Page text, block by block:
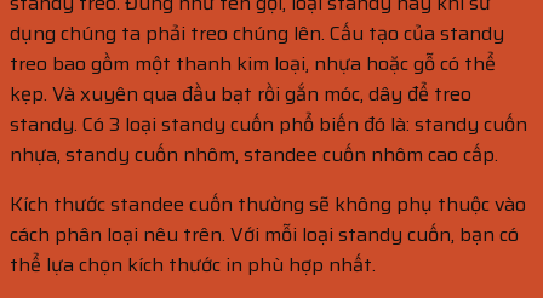
dụng chúng ta phải treo chúng lên. Cấu tạo của standy
treo bao gồm một thanh kim loại, nhựa hoặc gỗ có thể
kẹp. Và xuyên qua đầu bạt rồi gắn móc, dây để treo
standy. Có 3 loại standy cuốn phổ biến đó là: standy cuốn
nhựa, standy cuốn nhôm, standee cuốn nhôm cao cấp.
Kích thước standee cuốn thường sẽ không phụ thuộc vào
cách phân loại nêu trên. Với mỗi loại standy cuốn, bạn có
thể lựa chọn kích thước in phù hợp nhất.